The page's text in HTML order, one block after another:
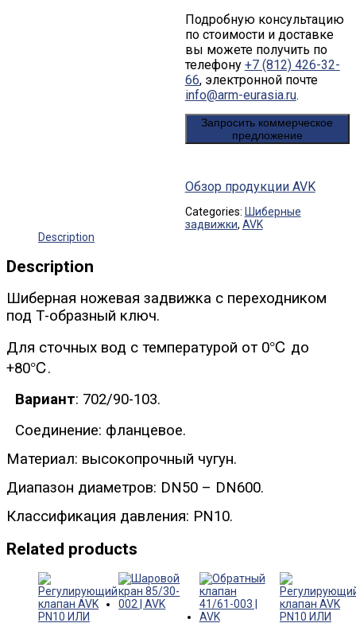
Подробную консультацию
по стоимости и доставке
вы можете получить по
телефону +7 (812) 426-32-
66, электронной почте
info@arm-eurasia.ru.
Запросить коммерческое
предложение
Обзор продукции AVK
Categories: Шиберные
задвижки, AVK
Description
Description
Шиберная ножевая задвижка с переходником
под Т-образный ключ.
Для сточных вод с температурой от 0℃ до
+80℃.
Вариант: 702/90-103.
Соединение: фланцевое.
Материал: высокопрочный чугун.
Диапазон диаметров: DN50 – DN600.
Классификация давления: PN10.
Related products